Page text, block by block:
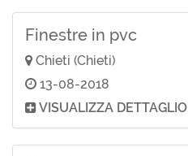
Finestre in pvc
Chieti (Chieti)
13-08-2018
VISUALIZZA DETTAGLIO